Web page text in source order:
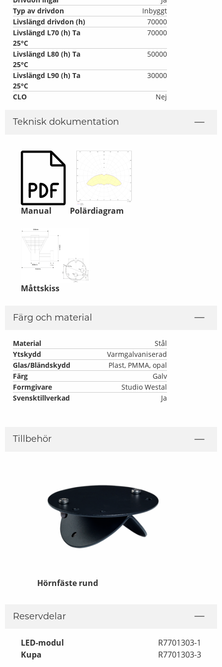
Typ av drivdon
Inbyggt
Livslängd drivdon (h)
70000
Livslängd L70 (h) Ta
25°C
70000
Livslängd L80 (h) Ta
25°C
50000
Livslängd L90 (h) Ta
25°C
30000
CLO Nej
Teknisk dokumentation
Manual Polärdiagram
Måttskiss
Färg och material
Material
Stål
Ytskydd
Varmgalvaniserad
Glas/Bländskydd
Plast, PMMA, opal
Färg
Galv
Formgivare
Studio Westal
Svensktillverkad
Ja
Tillbehör
Hörnfäste rund
Reservdelar
LED-modul
R7701303-1
Kupa
R7701303-3